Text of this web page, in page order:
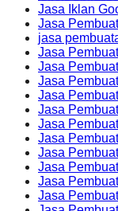
Jasa Iklan
Jasa
jasa
Jasa
Jasa
Jasa
Jasa
Jasa
Jasa
Jasa
Jasa
Jasa
Jasa
Jasa